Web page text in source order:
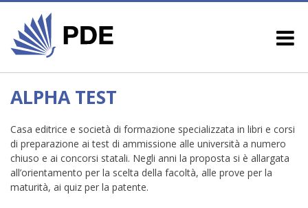
ALPHA TEST
Casa editrice e società di formazione specializzata in libri e corsi
di preparazione ai test di ammissione alle università a numero
chiuso e ai concorsi statali. Negli anni la proposta si è allargata
all’orientamento per la scelta della facoltà, alle prove per la
maturità, ai quiz per la patente.